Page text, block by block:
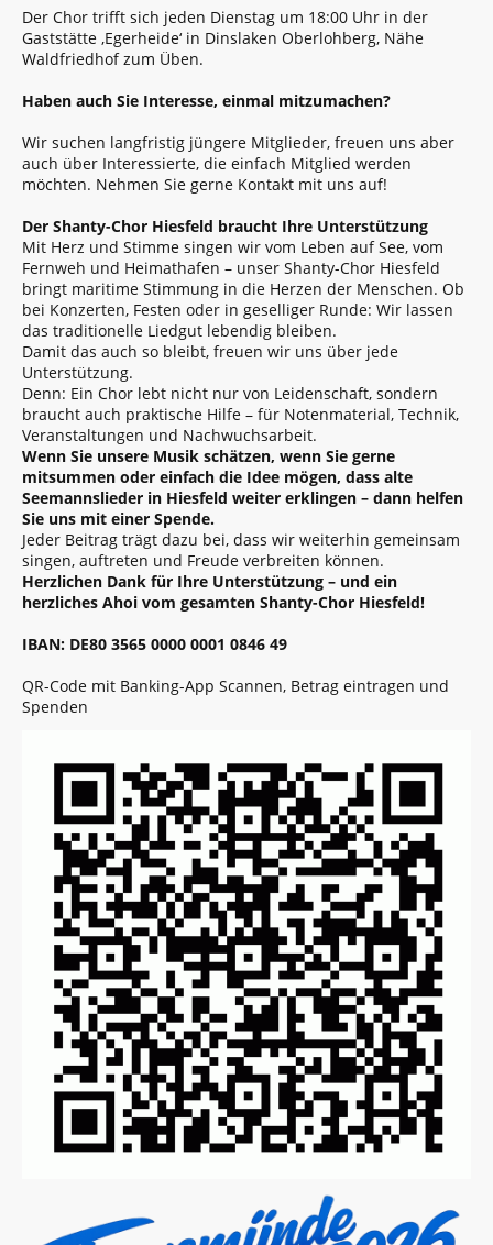
Der Chor trifft sich jeden Dienstag um 18:00 Uhr in der
Gaststätte ‚Egerheide‘ in Dinslaken Oberlohberg, Nähe
Waldfriedhof zum Üben.
Haben auch Sie Interesse, einmal mitzumachen?
Wir suchen langfristig jüngere Mitglieder, freuen uns aber
auch über Interessierte, die einfach Mitglied werden
möchten. Nehmen Sie gerne Kontakt mit uns auf!
Der Shanty-Chor Hiesfeld braucht Ihre Unterstützung
Mit Herz und Stimme singen wir vom Leben auf See, vom
Fernweh und Heimathafen – unser Shanty-Chor Hiesfeld
bringt maritime Stimmung in die Herzen der Menschen. Ob
bei Konzerten, Festen oder in geselliger Runde: Wir lassen
das traditionelle Liedgut lebendig bleiben.
Damit das auch so bleibt, freuen wir uns über jede
Unterstützung.
Denn: Ein Chor lebt nicht nur von Leidenschaft, sondern
braucht auch praktische Hilfe – für Notenmaterial, Technik,
Veranstaltungen und Nachwuchsarbeit.
Wenn Sie unsere Musik schätzen, wenn Sie gerne
mitsummen oder einfach die Idee mögen, dass alte
Seemannslieder in Hiesfeld weiter erklingen – dann helfen
Sie uns mit einer Spende.
Jeder Beitrag trägt dazu bei, dass wir weiterhin gemeinsam
singen, auftreten und Freude verbreiten können.
Herzlichen Dank für Ihre Unterstützung – und ein
herzliches Ahoi vom gesamten Shanty-Chor Hiesfeld!
IBAN: DE80 3565 0000 0001 0846 49
QR-Code mit Banking-App Scannen, Betrag eintragen und
Spenden